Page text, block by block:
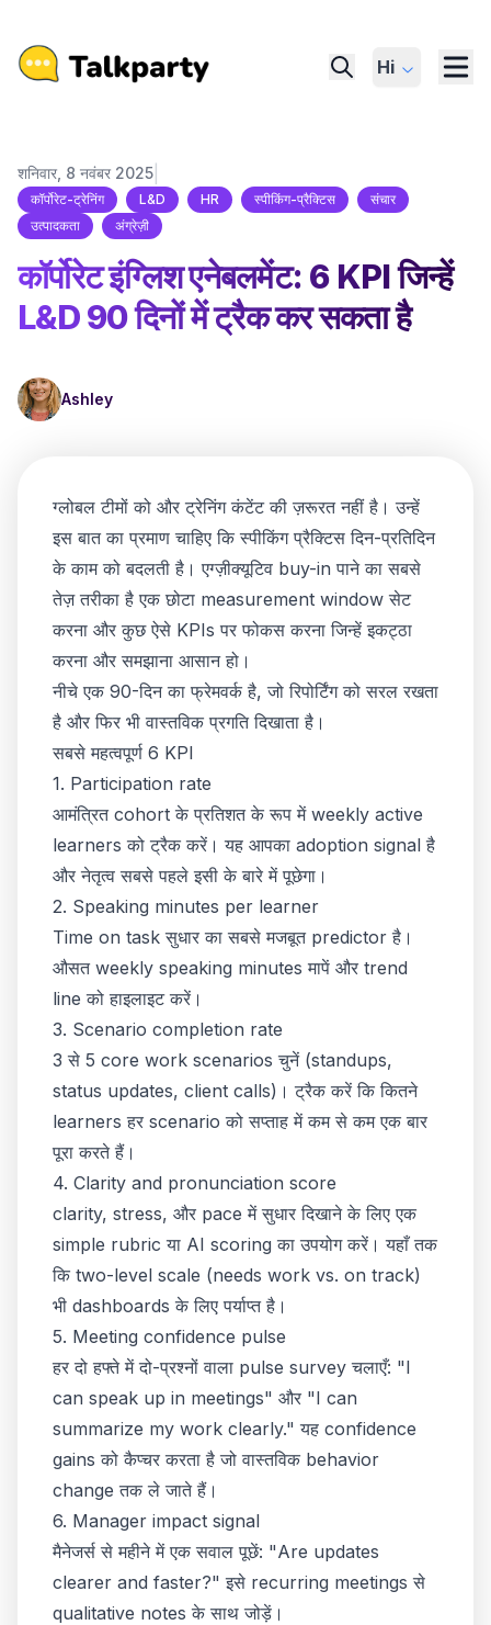
Hi
शनिवार, 8 नवंबर 2025
कॉर्पोरेट-ट्रेनिंग L&D HR स्पीकिंग-प्रैक्टिस
संचार
उत्पादकता
अंग्रेज़ी
कॉर्पोरेट इंग्लिश एनेबलमेंट: 6 KPI जिन्हें
L&D 90 दिनों में ट्रैक कर सकता है
Ashley
ग्लोबल टीमों को और ट्रेनिंग कंटेंट की ज़रूरत नहीं है। उन्हें
इस बात का प्रमाण चाहिए कि स्पीकिंग प्रैक्टिस दिन-प्रतिदिन
के काम को बदलती है। एग्ज़ीक्यूटिव buy-in पाने का सबसे
तेज़ तरीका है एक छोटा measurement window सेट
करना और कुछ ऐसे KPIs पर फोकस करना जिन्हें इकट्ठा
करना और समझाना आसान हो।
नीचे एक 90-दिन का फ्रेमवर्क है, जो रिपोर्टिंग को सरल रखता
है और फिर भी वास्तविक प्रगति दिखाता है।
सबसे महत्वपूर्ण 6 KPI
1. Participation rate
आमंत्रित cohort के प्रतिशत के रूप में weekly active
learners को ट्रैक करें। यह आपका adoption signal है
और नेतृत्व सबसे पहले इसी के बारे में पूछेगा।
2. Speaking minutes per learner
Time on task सुधार का सबसे मजबूत predictor है।
औसत weekly speaking minutes मापें और trend
line को हाइलाइट करें।
3. Scenario completion rate
3 से 5 core work scenarios चुनें (standups,
status updates, client calls)। ट्रैक करें कि कितने
learners हर scenario को सप्ताह में कम से कम एक बार
पूरा करते हैं।
4. Clarity and pronunciation score
clarity, stress, और pace में सुधार दिखाने के लिए एक
simple rubric या AI scoring का उपयोग करें। यहाँ तक
कि two-level scale (needs work vs. on track)
भी dashboards के लिए पर्याप्त है।
5. Meeting confidence pulse
हर दो हफ्ते में दो-प्रश्नों वाला pulse survey चलाएँ: "I
can speak up in meetings" और "I can
summarize my work clearly." यह confidence
gains को कैप्चर करता है जो वास्तविक behavior
change तक ले जाते हैं।
6. Manager impact signal
मैनेजर्स से महीने में एक सवाल पूछें: "Are updates
clearer and faster?" इसे recurring meetings से
qualitative notes के साथ जोड़ें।